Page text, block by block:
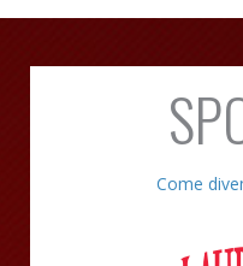
Come